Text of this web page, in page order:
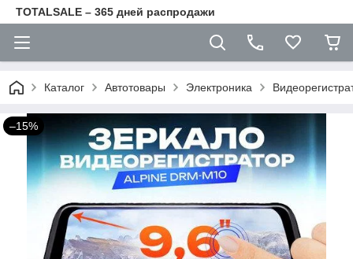
TOTALSALE – 365 дней распродажи
Каталог Автотовары Электроника
–15%